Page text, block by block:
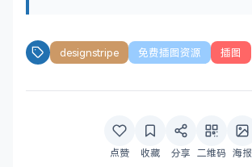
designstripe 免费插图资源 插图
点赞 收藏 分享 二维码 海报